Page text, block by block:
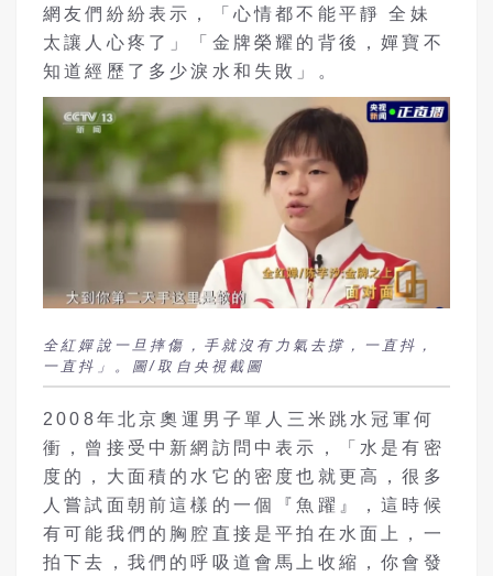
網友們紛紛表示，「心情都不能平靜 全妹
太讓人心疼了」「金牌榮耀的背後，嬋寶不
知道經歷了多少淚水和失敗」。
全紅嬋說一旦摔傷，手就沒有力氣去撐，一直抖，
一直抖」。圖/取自央視截圖
2008年北京奧運男子單人三米跳水冠軍何
衝，曾接受中新網訪問中表示，「水是有密
度的，大面積的水它的密度也就更高，很多
人嘗試面朝前這樣的一個『魚躍』，這時候
有可能我們的胸腔直接是平拍在水面上，一
拍下去，我們的呼吸道會馬上收縮，你會發